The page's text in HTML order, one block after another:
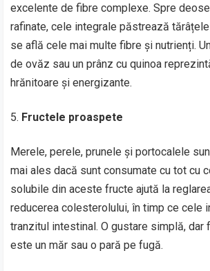
excelente de fibre complexe. Spre
rafinate, cele integrale păstrează
se află cele mai multe fibre și nutrienți.
de ovăz sau un prânz cu quinoa
hrănitoare și energizante.
Fructele proaspete
Merele, perele, prunele și portocalele
mai ales dacă sunt consumate cu tot cu
solubile din aceste fructe ajută la
reducerea colesterolului, în timp ce cele
tranzitul intestinal. O gustare simplă, dar
este un măr sau o pară pe fugă.